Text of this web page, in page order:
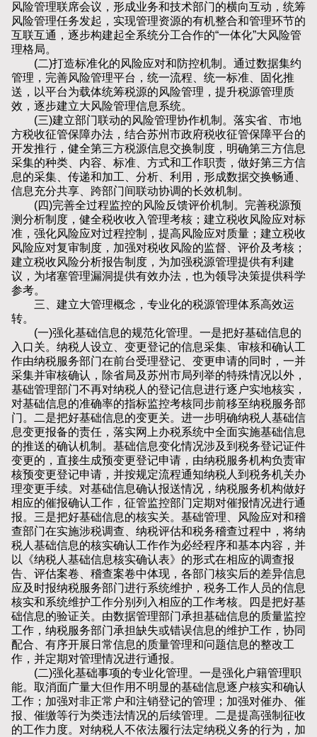
风险管理联席会议，形成业务和技术部门的横向互动，统筹
风险管理任务发起，实现管理资源的有机整合和管理环节的
互联互通，逐步构建起全系统分工合作的“一体化”大风险管
理格局。
(二)打造标准化的风险应对和防控机制。通过数据集约
管理，完善风险管理平台，统一流程、统一标准、固化推
送，以平台为载体统筹税源的风险管理，提升税源管理质
效，逐步建立大风险管理信息系统。
(三)建立部门联动的风险管理协作机制。落实省、市地
方税收征管保障办法，结合苏州市政府税收征管保障平台的
开发推行，健全第三方税源信息交换制度，明确第三方信息
采集的种类、内容、标准、方式和工作职责，做好第三方信
息的采集、传递和加工、分析、利用，形成数据交换畅通、
信息充分共享、跨部门间联动协调的长效机制。
(四)完善全过程监控的风险反馈评价机制。完善税源预
测分析制度，健全税收收入管理考核；建立税收风险应对标
准，强化风险应对过程控制，提高风险应对质量；建立税收
风险应对复审制度，加强对税收风险的监督、评价及考核；
建立税收风险分析报告制度，为加强税源管理提供有利建
议，为堵塞管理漏洞提供有效办法，也为领导决策提供科学
参考。
三、建立大管理概念，专业化的税源管理体系高效运
转。
(一)强化基础信息的规范化管理。一是把好基础信息的
入口关。纳税人设立、变更登记的信息采集、审核和确认工
作由纳税服务部门在前台受理登记、变更申请的同时，一并
采集并审核确认，除省局及苏州市局列举的特殊情况以外，
基础管理部门不再对纳税人的登记信息进行逐户实地核实，
对基础信息的准确率的指标监控考核同步前移至纳税服务部
门。二是把好基础信息的变更关。进一步明确纳税人基础信
息变更报备的责任，落实网上办税系统中全面实施基础信息
的推送的确认机制。基础信息变化情况涉及到税务登记证件
变更的，直接生成预变更登记申请，由纳税服务机构负责审
核预变更登记申请，并按规定流程通知纳税人到税务机关办
理变更手续。对基础信息确认报送情况，纳税服务机构做好
相应的催报确认工作，征管监控部门定期对催报情况进行通
报。三是把好基础信息的核实关。基础管理、风险应对和稽
查部门在实施涉税调查、纳税评估和税务稽查过程中，将纳
税人基础信息的核实确认工作作为必经程序和基本内容，并
以《纳税人基础信息核实确认表》的形式在相应的调查报
告、评估案卷、稽查案卷中体现，各部门核实后的差异信息
应及时报纳税服务部门进行系统维护，税务工作人员的信息
核实和系统维护工作分别列入相应的工作考核。四是把好基
础信息的验证关。由数据管理部门承担基础信息的质量监控
工作，纳税服务部门承担缺失或错误信息的维护工作，协同
配合、有序开展日常信息的质量管理和问题信息的整改工
作，并定期对管理情况进行通报。
(二)强化基础事项的专业化管理。一是强化户籍管理职
能。取消面广量大但作用不明显的基础信息逐户核实和确认
工作；加强对非正常户和注销登记的管理；加强对催办、催
报、催缴等行为类违法情况的后续管理。二是提高强制征收
的工作力度。对纳税人不依法履行法定纳税义务的行为，加